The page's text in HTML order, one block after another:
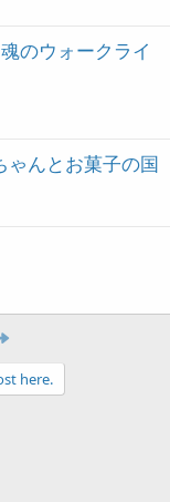
のウォークライ
んとお菓子の国
here.